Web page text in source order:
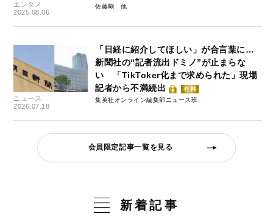
エンタメ
2025.08.06
佐藤剛
ニュース
2026.07.18
「日経に紹介してほしい」が合言葉に…
新聞社の“記者流出ドミノ”が止まらな
い 「TikToker化まで求められた」現場
記者から不満続出
有料
集英社オンライン編集部ニュース班
会員限定記事一覧を見る
新着記事